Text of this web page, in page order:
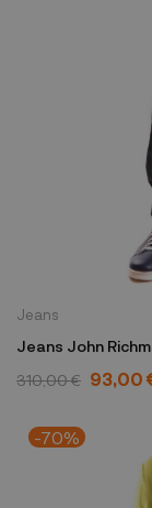
Jeans
Jeans John
310,00 € 93,00
-70%